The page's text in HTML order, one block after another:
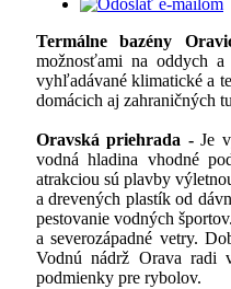
Termálne bazény
možnosťami na oddych
vyhľadávané klimatické a
domácich aj zahraničných
Oravská priehrada -Je
vodná hladina vhodné
atrakciou sú plavby
a drevených plastík od
pestovanie vodných
a severozápadné vetry.
Vodnú nádrž Orava radi
podmienky pre rybolov.